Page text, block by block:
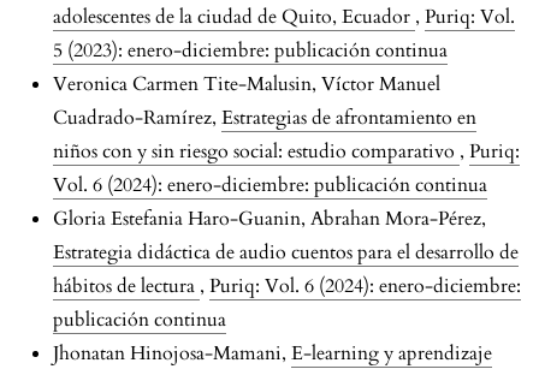
adolescentes de la ciudad de Quito, Ecuador , Puriq: Vol.
5 (2023): enero-diciembre: publicación continua
Veronica Carmen Tite-Malusin, Víctor Manuel
Cuadrado-Ramírez, Estrategias de afrontamiento en
niños con y sin riesgo social: estudio comparativo , Puriq:
Vol. 6 (2024): enero-diciembre: publicación continua
Gloria Estefania Haro-Guanin, Abrahan Mora-Pérez,
Estrategia didáctica de audio cuentos para el desarrollo de
hábitos de lectura , Puriq: Vol. 6 (2024): enero-diciembre:
publicación continua
Jhonatan Hinojosa-Mamani, E-learning y aprendizaje